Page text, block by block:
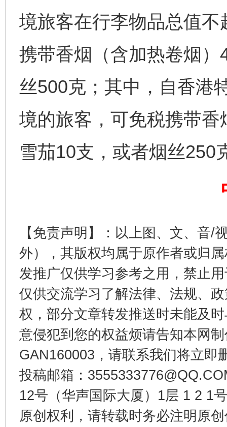
境旅客在行李物品总值
携带香烟（含加热卷烟
丝500克；其中，自香港
境的旅客，可免税携带
雪茄10支，或者烟丝250
【免责声明】：以上图、文、音/
外），其版权均属于原作者或归
发推广仅供学习参考之用，禁止
仅供交流学习了解法律、法规、
权，部分文章转发推送时未能及
意侵犯到您的权益烦请告知本网
GAN160003，请联系我们将立即
投稿邮箱：
12号（华声国际大厦）1层 1 2 1
原创权利，请转载时务必注明原
千年窑火 生生不息
受贿1.44亿！段成刚被判无期 从幼